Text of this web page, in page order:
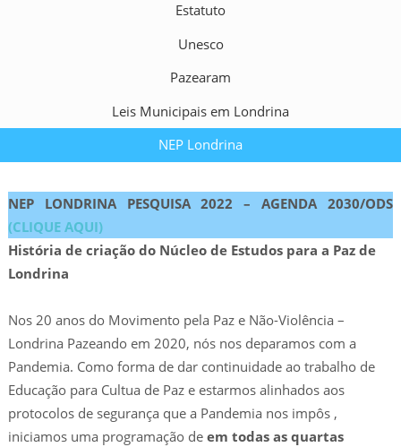
Estatuto
Unesco
Pazearam
Leis Municipais em Londrina
NEP Londrina
NEP LONDRINA PESQUISA 2022 – AGENDA 2030/ODS
(CLIQUE AQUI)
História de criação do Núcleo de Estudos para a Paz de
Londrina
Nos 20 anos do Movimento pela Paz e Não-Violência –
Londrina Pazeando em 2020, nós nos deparamos com a
Pandemia. Como forma de dar continuidade ao trabalho de
Educação para Cultua de Paz e estarmos alinhados aos
protocolos de segurança que a Pandemia nos impôs ,
iniciamos uma programação deem todas as quartas